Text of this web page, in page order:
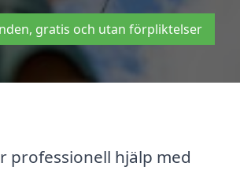
gratis och utan förpliktelser
professionell hjälp med